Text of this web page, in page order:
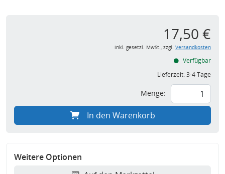
17,50 €
inkl. gesetzl. MwSt., zzgl. Versandkosten
Verfügbar
Lieferzeit:3-4 Tage
Menge:
In den Warenkorb
Weitere Optionen